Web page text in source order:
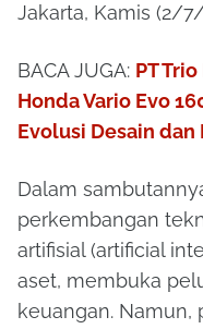
Jakarta, Kamis (2/
BACA JUGA: PT
Honda Vario Evo
Evolusi Desain dan
Dalam
perkembangan
artifisial (artificial
aset, membuka
keuangan.